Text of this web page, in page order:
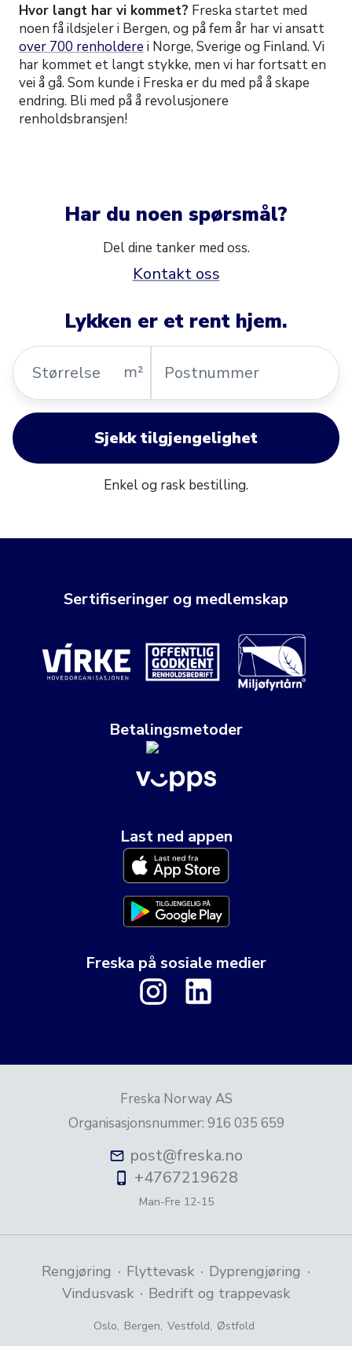
Hvor langt har vi kommet? Freska startet med
noen få ildsjeler i Bergen, og på fem år har vi ansatt
over 700 renholdere i Norge, Sverige og Finland. Vi
har kommet et langt stykke, men vi har fortsatt en
vei å gå. Som kunde i Freska er du med på å skape
endring. Bli med på å revolusjonere
renholdsbransjen!
Har du noen spørsmål?
Del dine tanker med oss.
Kontakt oss
Lykken er et rent hjem.
Størrelse
m²
Sjekk tilgjengelighet
Enkel og rask bestilling.
Sertifiseringer og medlemskap
Betalingsmetoder
Last ned appen
Freska på sosiale medier
Freska Norway AS
Organisasjonsnummer: 916 035 659
post@freska.no
+4767219628
Man-Fre 12-15
Rengjøring · Flyttevask · Dyprengjøring ·
Vindusvask · Bedrift og trappevask
Oslo, Bergen, Vestfold, Østfold